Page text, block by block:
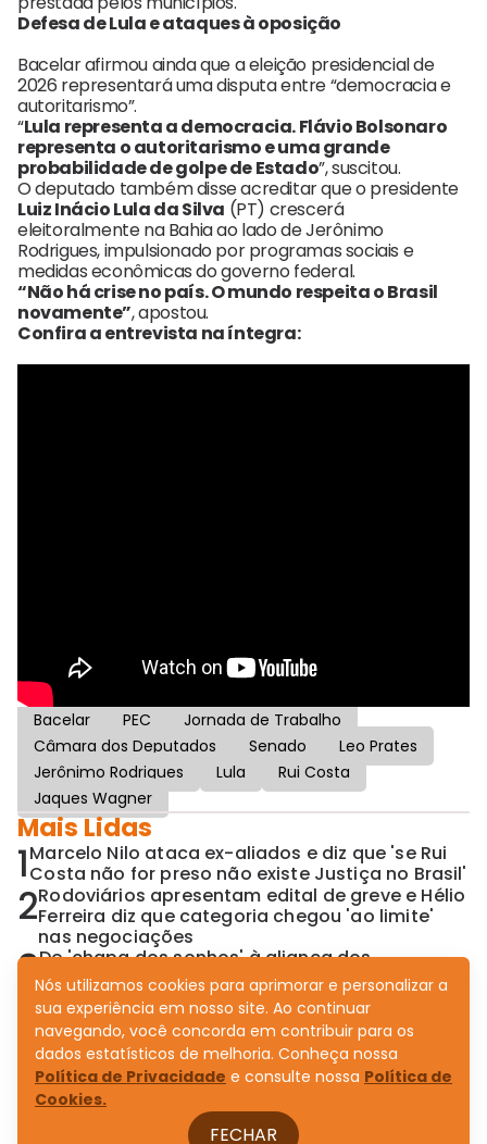
Defesa de Lula e ataques à oposição
Bacelar afirmou ainda que a eleição presidencial de
2026 representará uma disputa entre “democracia e
autoritarismo”.
“Lula representa a democracia. Flávio Bolsonaro
representa o autoritarismo e uma grande
probabilidade de golpe de Estado”, suscitou.
O deputado também disse acreditar que o presidente
Luiz Inácio Lula da Silva (PT) crescerá
eleitoralmente na Bahia ao lado de Jerônimo
Rodrigues, impulsionado por programas sociais e
medidas econômicas do governo federal.
“Não há crise no país. O mundo respeita o Brasil
novamente”, apostou.
Confira a entrevista na íntegra:
Bacelar PEC
Jornada de Trabalho
Câmara dos Deputados
Senado
Leo Prates
Jerônimo Rodrigues
Lula
Rui Costa
Jaques Wagner
Mais Lidas
1Marcelo Nilo ataca ex-aliados e diz que 'se Rui
Costa não for preso não existe Justiça no Brasil'
2Rodoviários apresentam edital de greve e Hélio
Ferreira diz que categoria chegou 'ao limite'
nas negociações
3De 'chapa dos sonhos' à aliança dos
pesadelos: Neto seduz PSD com Senado
completo
4Convênio não cura ninguém: TCE expõe saúde
emperrada no governo Jerônimo
5Aleluia pai e filho articulam assumir o
comando do Novo na Bahia após dissolução
de diretório
Nós utilizamos cookies para aprimorar e personalizar a
sua experiência em nosso site. Ao continuar
navegando, você concorda em contribuir para os
dados estatísticos de melhoria. Conheça nossa
Política de Privacidade e consulte nossa Política de
Cookies.
FECHAR